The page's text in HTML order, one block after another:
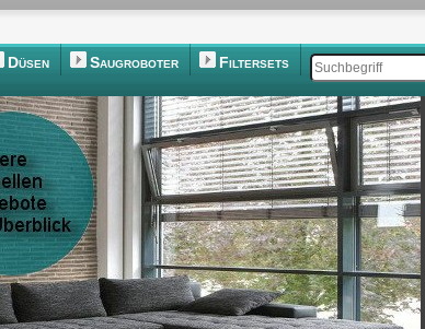
Düsen Saugroboter Filtersets